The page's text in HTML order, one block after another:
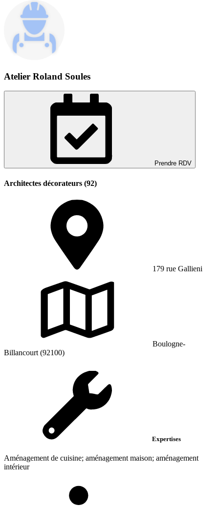
Atelier Roland Soules
Prendre RDV
Architectes décorateurs (92)
179 rue Gallieni
Boulogne-
Billancourt (92100)
Expertises
Aménagement de cuisine; aménagement maison; aménagement
intérieur